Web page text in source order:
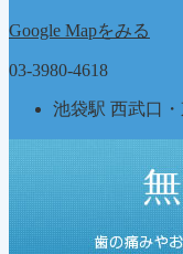
Google Mapをみる
03-3980-4618
池袋駅 西武口